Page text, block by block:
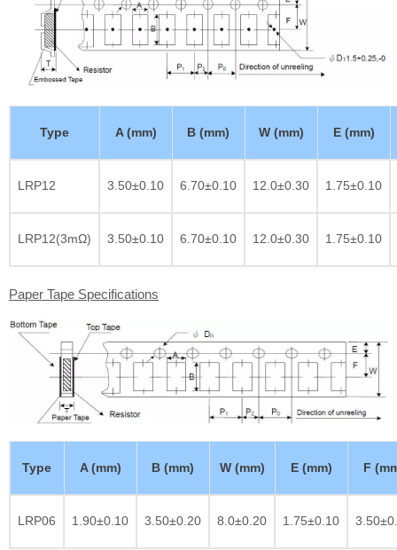
Type A (mm) B (mm) W (mm) E (mm)
LRP12 3.50±0.10 6.70±0.10 12.0±0.30 1.75±0.10
LRP12(3mΩ) 3.50±0.10 6.70±0.10 12.0±0.30 1.75±0.10
Paper Tape Specifications
Type A (mm) B (mm) W (mm) E (mm) F
LRP06 1.90±0.10 3.50±0.20 8.0±0.20 1.75±0.10